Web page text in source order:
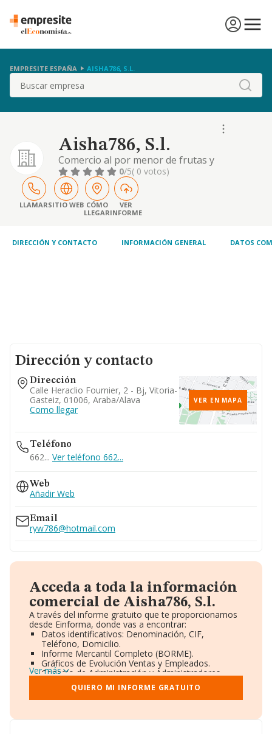
EMPRESITE ESPAÑA AISHA786, S.L.
Buscar
Aisha786, S.l.
Comercio al por menor de frutas y
hortalizas, ya sean frescas, preparadas y/o
conservadas. comercio al por menor de pan,
pastelería, confitería y similares y de leche y
productos. servicios de mudanza para
empresas y hogares, así como servicio de
comida a cl
0/5( 0 votos)
LLAMARSITIO WEB CÓMO
LLEGAR
VER
INFORME
DIRECCIÓN Y CONTACTO INFORMACIÓN GENERAL DATOS
Dirección y contacto
Dirección
Calle Heraclio Fournier, 2 - Bj, Vitoria-
Gasteiz, 01006, Araba/alava
Como llegar
VER EN MAPA
Teléfono
662... Ver teléfono 662...
Web
Añadir Web
Email
ryw786@hotmail.com
Acceda a toda la información
comercial de Aisha786, S.l.
A través del informe gratuito que te proporcionamos
desde Einforma, donde vas a encontrar:
Datos identificativos: Denominación, CIF,
Teléfono, Domicilio.
Informe Mercantil Completo (BORME).
Gráficos de Evolución Ventas y Empleados.
Consejo de Administración y Administradores.
Directivos y Ejecutivos.
Accionistas.
Participaciones y Vinculaciones en otras empresas.
Información oficial y registral complementaria.
Ver más
QUIERO MI INFORME GRATUITO